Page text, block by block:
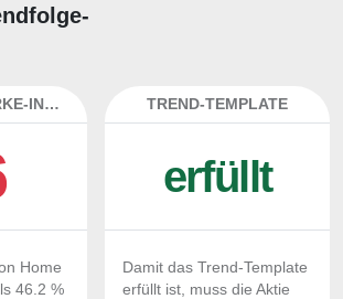
RELATIVE-STÄRKE-INDEX
Home
46.2 %
TREND-TEMPLATE
erfüllt
Damit das Trend-Template
erfüllt ist, muss die Aktie